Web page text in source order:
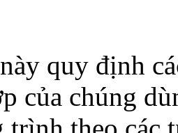
quy định
của chúng